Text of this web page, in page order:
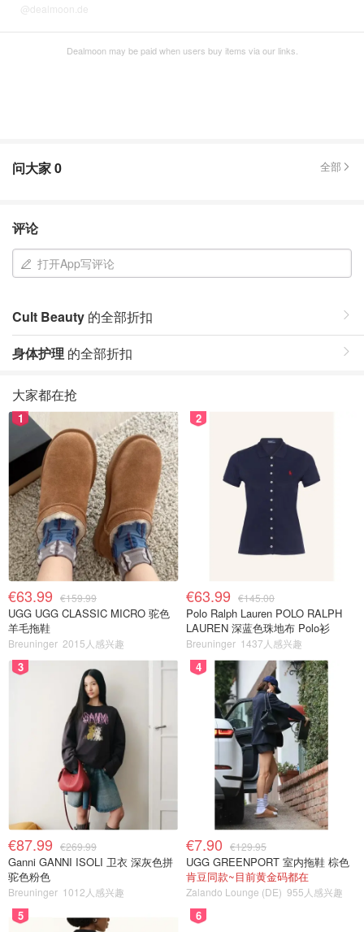
@dealmoon.de
Dealmoon may be paid when users buy items via our links.
问大家0 全部
评论
打开App写评论
Cult Beauty 的全部折扣
身体护理 的全部折扣
大家都在抢
1
€63.99 €159.99
UGG UGG CLASSIC MICRO 驼色
羊毛拖鞋
Breuninger 2015人感兴趣
2
€63.99 €145.00
Polo Ralph Lauren POLO RALPH
LAUREN 深蓝色珠地布 Polo衫
Breuninger 1437人感兴趣
3
€87.99 €269.99
Ganni GANNI ISOLI 卫衣 深灰色拼
驼色粉色
Breuninger 1012人感兴趣
4
€7.90 €129.95
UGG GREENPORT 室内拖鞋 棕色
肯豆同款~目前黄金码都在
Zalando Lounge (DE) 955人感兴趣
5 6